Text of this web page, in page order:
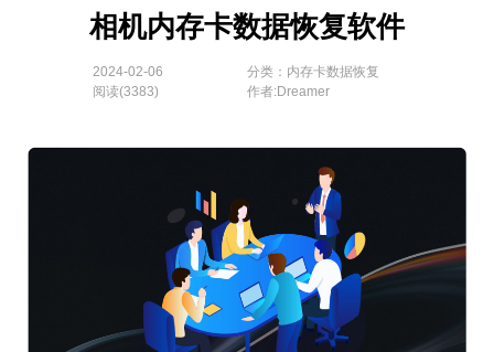
相机内存卡数据恢复软件
2024-02-06 分类： 内存卡数据恢复
阅读(3383) 作者:Dreamer